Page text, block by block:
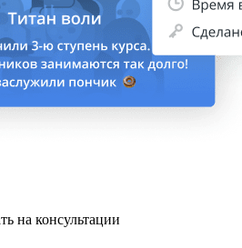
на консультации